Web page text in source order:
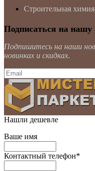
Строительная химия
Подписаться на нашу
Подпишитесь на наши
новинках и скидках.
Нашли дешевле
Ваше имя
Контактный телефон*